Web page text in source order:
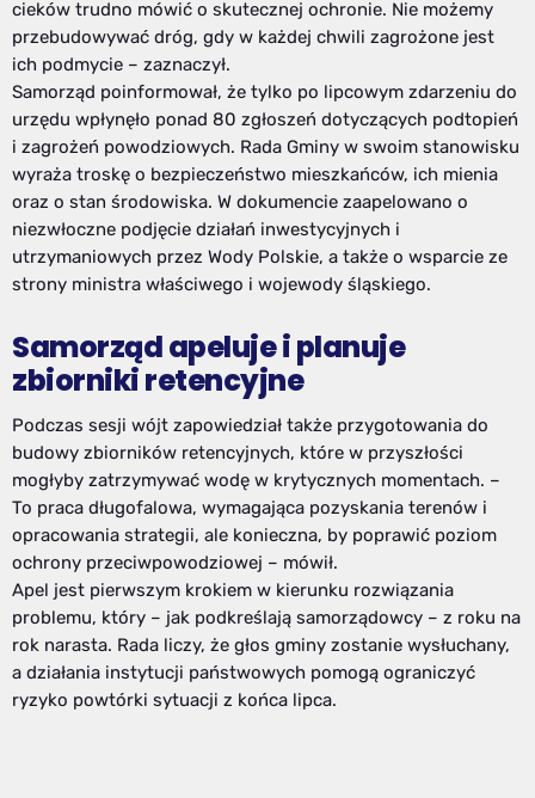
cieków trudno mówić o skutecznej ochronie. Nie możemy
przebudowywać dróg, gdy w każdej chwili zagrożone jest
ich podmycie – zaznaczył.
Samorząd poinformował, że tylko po lipcowym zdarzeniu do
urzędu wpłynęło ponad 80 zgłoszeń dotyczących podtopień
i zagrożeń powodziowych. Rada Gminy w swoim stanowisku
wyraża troskę o bezpieczeństwo mieszkańców, ich mienia
oraz o stan środowiska. W dokumencie zaapelowano o
niezwłoczne podjęcie działań inwestycyjnych i
utrzymaniowych przez Wody Polskie, a także o wsparcie ze
strony ministra właściwego i wojewody śląskiego.
Samorząd apeluje i planuje
zbiorniki retencyjne
Podczas sesji wójt zapowiedział także przygotowania do
budowy zbiorników retencyjnych, które w przyszłości
mogłyby zatrzymywać wodę w krytycznych momentach. –
To praca długofalowa, wymagająca pozyskania terenów i
opracowania strategii, ale konieczna, by poprawić poziom
ochrony przeciwpowodziowej – mówił.
Apel jest pierwszym krokiem w kierunku rozwiązania
problemu, który – jak podkreślają samorządowcy – z roku na
rok narasta. Rada liczy, że głos gminy zostanie wysłuchany,
a działania instytucji państwowych pomogą ograniczyć
ryzyko powtórki sytuacji z końca lipca.